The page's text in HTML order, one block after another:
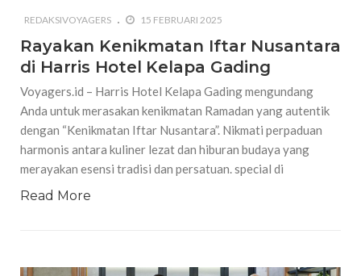
REDAKSIVOYAGERS 15 FEBRUARI 2025
Rayakan Kenikmatan Iftar Nusantara
di Harris Hotel Kelapa Gading
Voyagers.id – Harris Hotel Kelapa Gading mengundang
Anda untuk merasakan kenikmatan Ramadan yang autentik
dengan “Kenikmatan Iftar Nusantara”. Nikmati perpaduan
harmonis antara kuliner lezat dan hiburan budaya yang
merayakan esensi tradisi dan persatuan. special di
Read More